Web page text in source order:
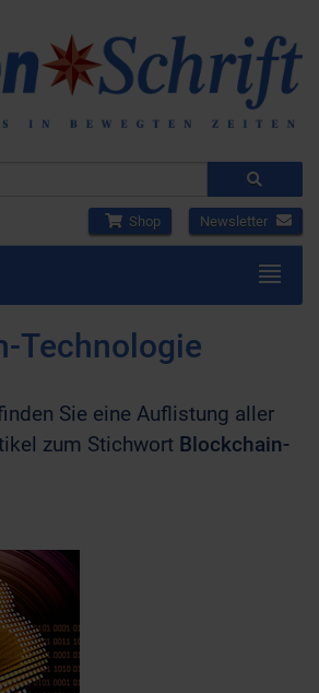
Shop Newsletter
Technologie
Sie eine Auflistung aller
zum Stichwort Blockchain-